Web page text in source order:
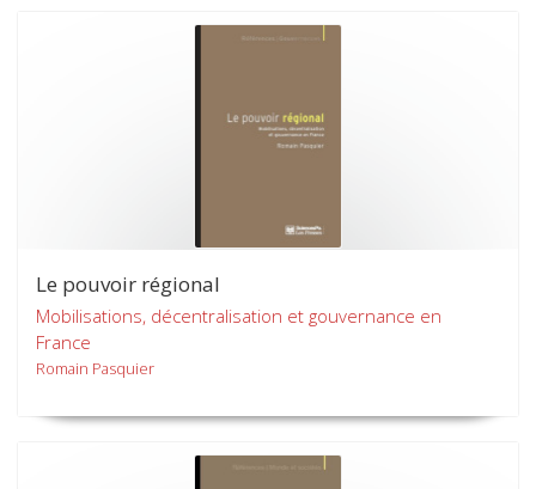
Le pouvoir régional
Mobilisations, décentralisation et gouvernance en
France
Romain Pasquier